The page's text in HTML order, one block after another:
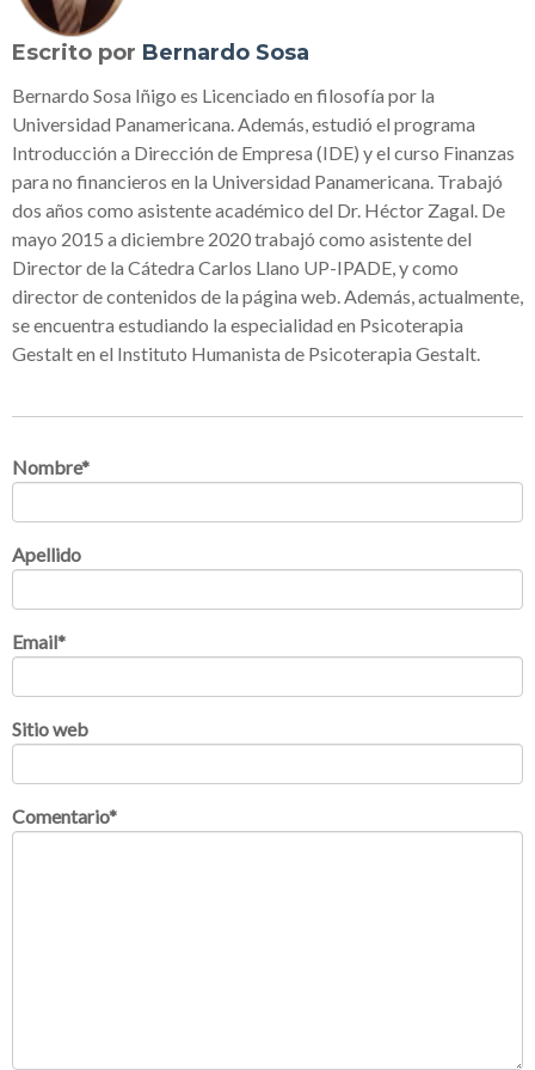
Escrito por Bernardo Sosa
Bernardo Sosa Iñigo es Licenciado en filosofía por la
Universidad Panamericana. Además, estudió el programa
Introducción a Dirección de Empresa (IDE) y el curso Finanzas
para no financieros en la Universidad Panamericana. Trabajó
dos años como asistente académico del Dr. Héctor Zagal. De
mayo 2015 a diciembre 2020 trabajó como asistente del
Director de la Cátedra Carlos Llano UP-IPADE, y como
director de contenidos de la página web. Además, actualmente,
se encuentra estudiando la especialidad en Psicoterapia
Gestalt en el Instituto Humanista de Psicoterapia Gestalt.
Nombre*
Apellido
Email*
Sitio web
Comentario*